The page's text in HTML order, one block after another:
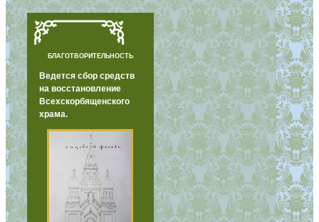
БЛАГОТВОРИТЕЛЬНОСТЬ
Ведется сбор средств
на восстановление
Всехскорбященского
храма.